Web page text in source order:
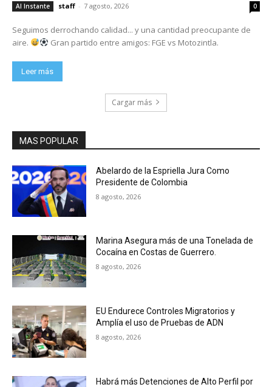
Al Instante staff - 7 agosto, 2026 0
Seguimos derrochando calidad... y una cantidad preocupante de
aire.
Gran partido entre amigos: FGE vs Motozintla.
Leer más
Cargar más
MAS POPULAR
Abelardo de la Espriella Jura Como
Presidente de Colombia
8 agosto, 2026
Marina Asegura más de una Tonelada de
Cocaína en Costas de Guerrero.
8 agosto, 2026
EU Endurece Controles Migratorios y
Amplía el uso de Pruebas de ADN
8 agosto, 2026
Habrá más Detenciones de Alto Perfil por